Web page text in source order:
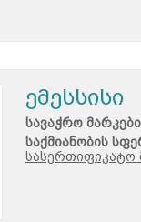
ემესსისი
სავაჭრო
საქმიანობის
სასერთიფიკატო